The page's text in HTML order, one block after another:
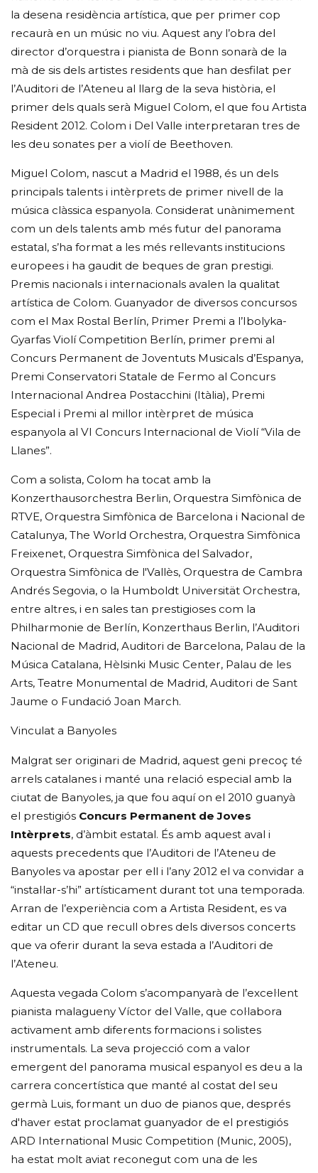
la desena residència artística, que per primer cop
recaurà en un músic no viu. Aquest any l’obra del
director d’orquestra i pianista de Bonn sonarà de la
mà de sis dels artistes residents que han desfilat per
l’Auditori de l’Ateneu al llarg de la seva història, el
primer dels quals serà Miguel Colom, el que fou Artista
Resident 2012. Colom i Del Valle interpretaran tres de
les deu sonates per a violí de Beethoven.
Miguel Colom, nascut a Madrid el 1988, és un dels
principals talents i intèrprets de primer nivell de la
música clàssica espanyola. Considerat unànimement
com un dels talents amb més futur del panorama
estatal, s’ha format a les més rellevants institucions
europees i ha gaudit de beques de gran prestigi.
Premis nacionals i internacionals avalen la qualitat
artística de Colom. Guanyador de diversos concursos
com el Max Rostal Berlín, Primer Premi a l’Ibolyka-
Gyarfas Violí Competition Berlín, primer premi al
Concurs Permanent de Joventuts Musicals d’Espanya,
Premi Conservatori Statale de Fermo al Concurs
Internacional Andrea Postacchini (Itàlia), Premi
Especial i Premi al millor intèrpret de música
espanyola al VI Concurs Internacional de Violí “Vila de
Llanes”.
Com a solista, Colom ha tocat amb la
Konzerthausorchestra Berlin, Orquestra Simfònica de
RTVE, Orquestra Simfònica de Barcelona i Nacional de
Catalunya, The World Orchestra, Orquestra Simfònica
Freixenet, Orquestra Simfònica del Salvador,
Orquestra Simfònica de l'Vallès, Orquestra de Cambra
Andrés Segovia, o la Humboldt Universität Orchestra,
entre altres, i en sales tan prestigioses com la
Philharmonie de Berlín, Konzerthaus Berlin, l’Auditori
Nacional de Madrid, Auditori de Barcelona, Palau de la
Música Catalana, Hèlsinki Music Center, Palau de les
Arts, Teatre Monumental de Madrid, Auditori de Sant
Jaume o Fundació Joan March.
Vinculat a Banyoles
Malgrat ser originari de Madrid, aquest geni precoç té
arrels catalanes i manté una relació especial amb la
ciutat de Banyoles, ja que fou aquí on el 2010 guanyà
el prestigiós Concurs Permanent de Joves
Intèrprets, d’àmbit estatal. És amb aquest aval i
aquests precedents que l’Auditori de l’Ateneu de
Banyoles va apostar per ell i l’any 2012 el va convidar a
“instal·lar-s’hi” artísticament durant tot una temporada.
Arran de l’experiència com a Artista Resident, es va
editar un CD que recull obres dels diversos concerts
que va oferir durant la seva estada a l’Auditori de
l’Ateneu.
Aquesta vegada Colom s’acompanyarà de l’excel·lent
pianista malagueny Víctor del Valle, que col·labora
activament amb diferents formacions i solistes
instrumentals. La seva projecció com a valor
emergent del panorama musical espanyol es deu a la
carrera concertística que manté al costat del seu
germà Luis, formant un duo de pianos que, després
d'haver estat proclamat guanyador de el prestigiós
ARD International Music Competition (Munic, 2005),
ha estat molt aviat reconegut com una de les